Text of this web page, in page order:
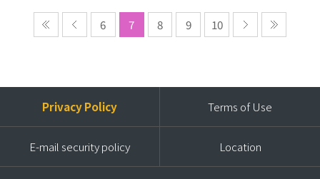
6 7 8 9 10
Privacy Policy Terms of Use
E-mail security policy Location